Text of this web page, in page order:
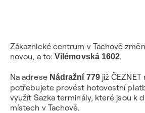
Zákaznické centrum v Tachově
novou, a to:Vilémovská 1602.
Na adrese Nádražní 779již ČEZNET
potřebujete provést hotovostní
využít Sazka terminály, které jsou k
místech v Tachově.